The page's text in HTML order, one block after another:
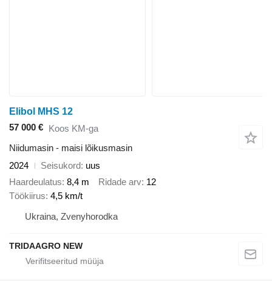
Elibol MHS 12
57 000 € Koos KM-ga
Niidumasin - maisi lõikusmasin
2024
Seisukord uus
Haardeulatus 8,4 m Ridade arv 12
Töökiirus 4,5 km/t
Ukraina, Zvenyhorodka
TRIDAAGRO NEW